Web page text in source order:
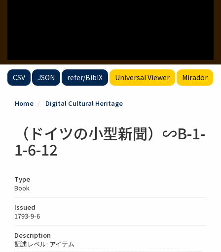
CSV JSON refer/BibIX Universal Viewer Mirador
Home Digital Cultural Heritage
（ドイツの小型新聞）∽B-1-
1-6-12
Type
Book
Issued
1793-9-6
Description
記述レベル: アイテム